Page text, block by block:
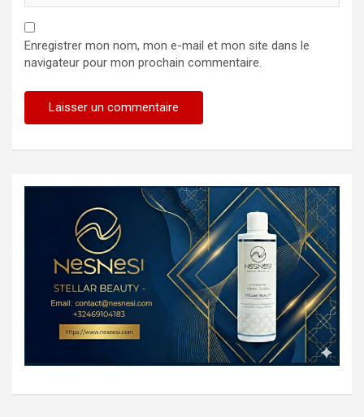
Enregistrer mon nom, mon e-mail et mon site dans le
navigateur pour mon prochain commentaire.